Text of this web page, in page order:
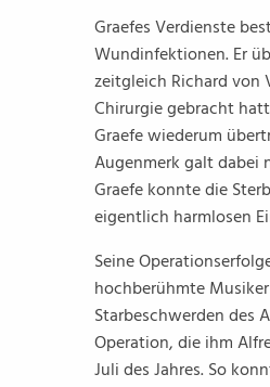
Graefes Verdienste
Wundinfektionen. Er
zeitgleich Richard von
Chirurgie gebracht
Graefe wiederum
Augenmerk galt dabei
Graefe konnte die
eigentlich harmlosen
Seine
hochberühmte
Starbeschwerden des
Operation, die ihm
Juli des Jahres. So